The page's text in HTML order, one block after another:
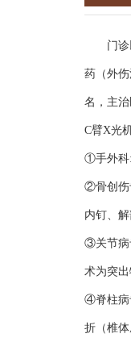
门诊以
药（外
名，主
C臂X光
①手外科:
②骨创伤
内钉、
③关节病
术为突
④脊柱病
折（椎